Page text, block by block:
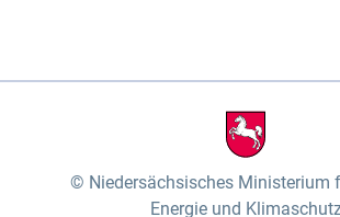
Niedersächsisches Ministerium
Energie und